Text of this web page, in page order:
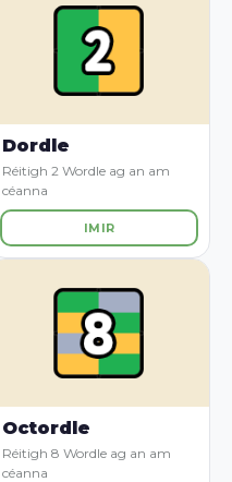
Dordle
Réitigh 2 Wordle ag an am
céanna
IMIR
Octordle
Réitigh 8 Wordle ag an am
céanna